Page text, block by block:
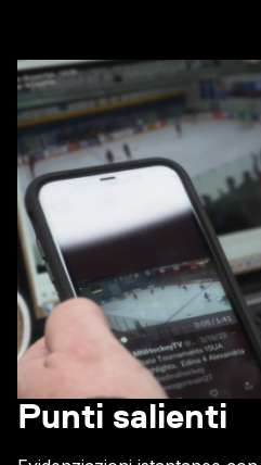
Punti salienti